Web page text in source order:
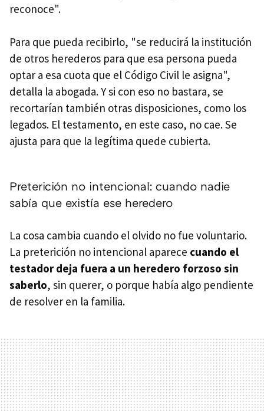
reconoce".
Para que pueda recibirlo, "se reducirá la institución
de otros herederos para que esa persona pueda
optar a esa cuota que el Código Civil le asigna",
detalla la abogada. Y si con eso no bastara, se
recortarían también otras disposiciones, como los
legados. El testamento, en este caso, no cae. Se
ajusta para que la legítima quede cubierta.
Preterición no intencional: cuando nadie
sabía que existía ese heredero
La cosa cambia cuando el olvido no fue voluntario.
La preterición no intencional aparece cuando el
testador deja fuera a un heredero forzoso sin
saberlo, sin querer, o porque había algo pendiente
de resolver en la familia.